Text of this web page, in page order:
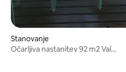
Stanovanje
Očarljiva nastanitev 92 m2 Val